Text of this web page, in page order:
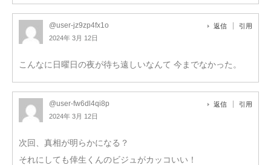
@user-jz9zp4fx1o
2024年 3月 12日
返信 引用
こんなに日曜日の夜が待ち遠しいなんて 今までなかった。
@user-fw6dl4qi8p
2024年 3月 12日
返信 引用
次回、真相が明らかになる？
それにしても倖生くんのビジュがカッコいい！